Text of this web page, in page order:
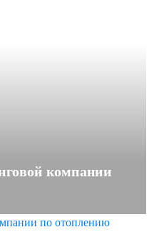
компании